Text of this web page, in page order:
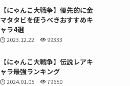
【にゃんこ大戦争】優先的に金
マタタビを使うべきおすすめキ
ャラ4選
2023.12.22 99333
【にゃんこ大戦争】伝説レアキ
ャラ最強ランキング
2024.01.05 79650